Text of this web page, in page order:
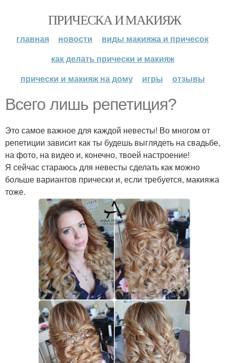
ПРИЧЕСКА И МАКИЯЖ
главная новости
виды макияжа и причесок
как делать прически и макияж
прически и макияж на дому
игры отзывы
Всего лишь репетиция?
Это самое важное для каждой невесты! Во многом от
репетиции зависит как ты будешь выглядеть на свадьбе,
на фото, на видео и, конечно, твоей настроение!
Я сейчас стараюсь для невесты сделать как можно
больше вариантов прически и, если требуется, макияжа
тоже.